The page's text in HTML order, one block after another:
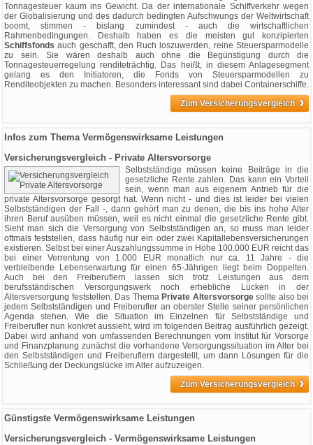
Tonnagesteuer kaum ins Gewicht. Da der internationale Schiffverkehr wegen
der Globalisierung und des dadurch bedingten Aufschwungs der Weltwirtschaft
boomt, stimmen - bislang zumindest - auch die wirtschaftlichen
Rahmenbedingungen. Deshalb haben es die meisten gut konzipierten
Schiffsfonds auch geschafft, den Ruch loszuwerden, reine Steuersparmodelle
zu sein. Sie wären deshalb auch ohne die Begünstigung durch die
Tonnagesteuerregelung renditeträchtig. Das heißt, in diesem Anlagesegment
gelang es den Initiatoren, die Fonds von Steuersparmodellen zu
Renditeobjekten zu machen. Besonders interessant sind dabei Containerschiffe.
Zum Versicherungsvergleich ›
Infos zum Thema Vermögenswirksame Leistungen
Versicherungsvergleich - Private Altersvorsorge
Selbstständige müssen keine Beiträge in die
gesetzliche Rente zahlen. Das kann ein Vorteil
sein, wenn man aus eigenem Antrieb für die
private Altersvorsorge gesorgt hat. Wenn nicht - und dies ist leider bei vielen
Selbstständigen der Fall -, dann gehört man zu denen, die bis ins hohe Alter
ihren Beruf ausüben müssen, weil es nicht einmal die gesetzliche Rente gibt.
Sieht man sich die Versorgung von Selbstständigen an, so muss man leider
oftmals feststellen, dass häufig nur ein oder zwei Kapitallebensversicherungen
existieren. Selbst bei einer Auszahlungssumme in Höhe 100.000 EUR reicht das
bei einer Verrentung von 1.000 EUR monatlich nur ca. 11 Jahre - die
verbleibende Lebenserwartung für einen 65-Jährigen liegt beim Doppelten.
Auch bei den Freiberuflern lassen sich trotz Leistungen aus dem
berufsständischen Versorgungswerk noch erhebliche Lücken in der
Altersversorgung feststellen. Das Thema Private Altersvorsorgesollte also bei
jedem Selbstständigen und Freiberufler an oberster Stelle seiner persönlichen
Agenda stehen. Wie die Situation im Einzelnen für Selbstständige und
Freiberufler nun konkret aussieht, wird im folgenden Beitrag ausführlich gezeigt.
Dabei wird anhand von umfassenden Berechnungen vom Institut für Vorsorge
und Finanzplanung zunächst die vorhandene Versorgungssituation im Alter bei
den Selbstständigen und Freiberuflern dargestellt, um dann Lösungen für die
Schließung der Deckungslücke im Alter aufzuzeigen.
Zum Versicherungsvergleich ›
Günstigste Vermögenswirksame Leistungen
Versicherungsvergleich - Vermögenswirksame Leistungen